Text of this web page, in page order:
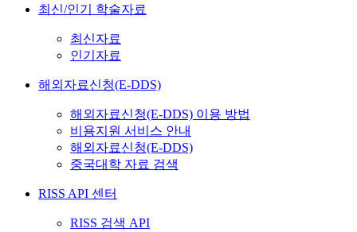
최신/인기 학술자료
최신자료
인기자료
해외자료신청(E-DDS)
해외자료신청(E-DDS) 이용 방법
비용지원 서비스 안내
해외자료신청(E-DDS)
중국대학 자료 검색
RISS API 센터
RISS 검색 API